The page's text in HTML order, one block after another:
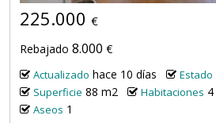
225.000 €
Rebajado 8.000 €
Actualizado hace 10 días Estado
Superficie 88 m2 Habitaciones 4
Aseos 1